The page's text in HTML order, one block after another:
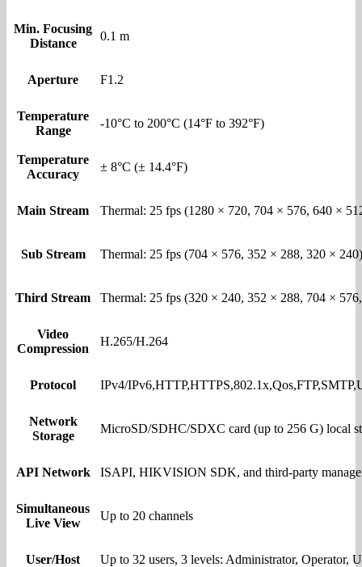
Min. Focusing
Distance
0.1 m
Aperture F1.2
Temperature
Range
-10°C to 200°C (14°F to 392°F)
Temperature
Accuracy
± 8°C (± 14.4°F)
Main Stream Thermal: 25 fps (1280 × 720, 704 × 576, 640 ×
Sub Stream Thermal: 25 fps (704 × 576, 352 × 288, 320 × 240)
Third Stream Thermal: 25 fps (320 × 240, 352 × 288, 704 ×
Video
Compression
H.265/H.264
Protocol IPv4/
Network
Storage
MicroSD/SDHC/SDXC card (up to 256 G) local
API Network ISAPI, HIKVISION SDK, and third-party
Simultaneous
Live View
Up to 20 channels
User/Host Up to 32 users, 3 levels: Administrator, Operator,